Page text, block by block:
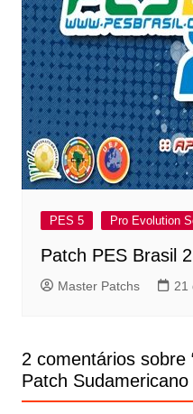
PES 5 Pro Evolution
Patch PES Brasil
Master Patchs 21
2 comentários sobre
Patch